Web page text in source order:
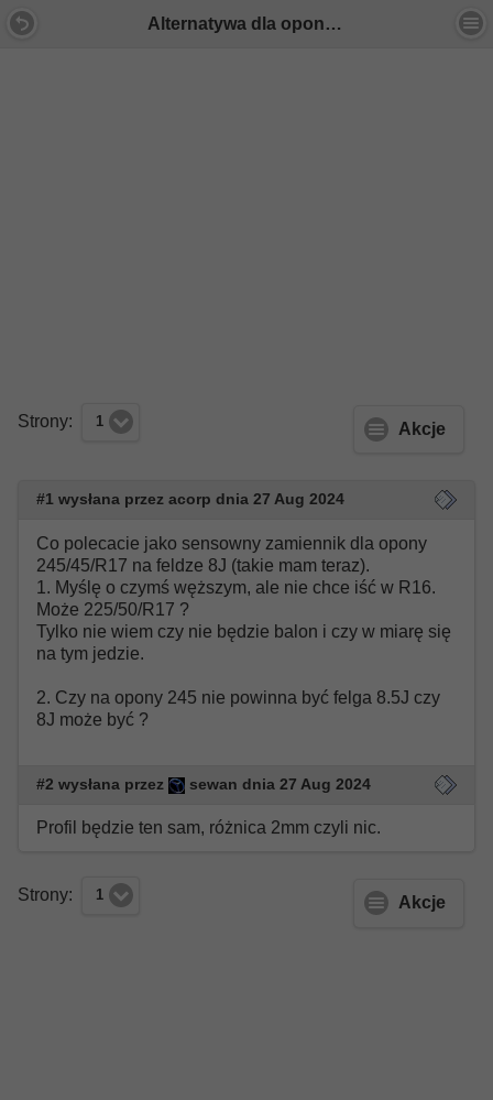
Alternatywa dla opon 245/45 R17 - Forum Mercedes E-Klasa
Strony: 1 Akcje
#1 wysłana przez acorp dnia 27 Aug 2024
Co polecacie jako sensowny zamiennik dla opony
245/45/R17 na feldze 8J (takie mam teraz).
1. Myślę o czymś węższym, ale nie chce iść w R16.
Może 225/50/R17 ?
Tylko nie wiem czy nie będzie balon i czy w miarę się
na tym jedzie.
2. Czy na opony 245 nie powinna być felga 8.5J czy
8J może być ?
#2 wysłana przez sewan dnia 27 Aug 2024
Profil będzie ten sam, różnica 2mm czyli nic.
Strony: 1 Akcje